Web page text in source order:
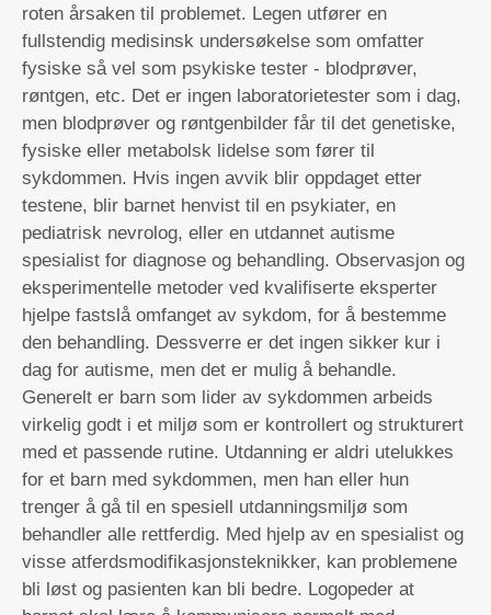
roten årsaken til problemet. Legen utfører en
fullstendig medisinsk undersøkelse som omfatter
fysiske så vel som psykiske tester - blodprøver,
røntgen, etc. Det er ingen laboratorietester som i dag,
men blodprøver og røntgenbilder får til det genetiske,
fysiske eller metabolsk lidelse som fører til
sykdommen. Hvis ingen avvik blir oppdaget etter
testene, blir barnet henvist til en psykiater, en
pediatrisk nevrolog, eller en utdannet autisme
spesialist for diagnose og behandling. Observasjon og
eksperimentelle metoder ved kvalifiserte eksperter
hjelpe fastslå omfanget av sykdom, for å bestemme
den behandling. Dessverre er det ingen sikker kur i
dag for autisme, men det er mulig å behandle.
Generelt er barn som lider av sykdommen arbeids
virkelig godt i et miljø som er kontrollert og strukturert
med et passende rutine. Utdanning er aldri utelukkes
for et barn med sykdommen, men han eller hun
trenger å gå til en spesiell utdanningsmiljø som
behandler alle rettferdig. Med hjelp av en spesialist og
visse atferdsmodifikasjonsteknikker, kan problemene
bli løst og pasienten kan bli bedre. Logopeder at